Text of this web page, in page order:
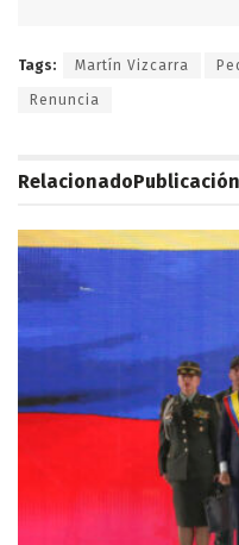
Tags: Martín Vizcarra
Renuncia
RelacionadoPublicación